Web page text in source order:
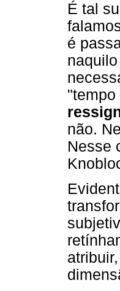
É tal
é
não.
Nesse